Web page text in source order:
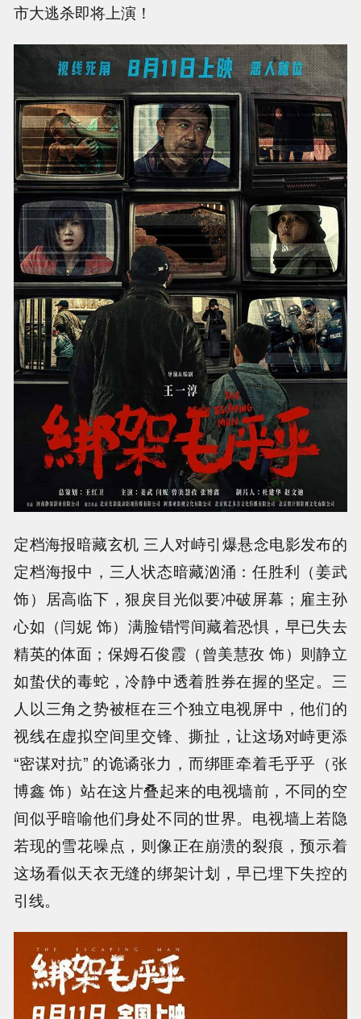
市大逃杀即将上演！
定档海报暗藏玄机 三人对峙引爆悬念电影发布的
定档海报中，三人状态暗藏汹涌：任胜利（姜武
饰）居高临下，狠戾目光似要冲破屏幕；雇主孙
心如（闫妮 饰）满脸错愕间藏着恐惧，早已失去
精英的体面；保姆石俊霞（曾美慧孜 饰）则静立
如蛰伏的毒蛇，冷静中透着胜券在握的坚定。三
人以三角之势被框在三个独立电视屏中，他们的
视线在虚拟空间里交锋、撕扯，让这场对峙更添
“密谋对抗” 的诡谲张力，而绑匪牵着毛乎乎（张
博鑫 饰）站在这片叠起来的电视墙前，不同的空
间似乎暗喻他们身处不同的世界。电视墙上若隐
若现的雪花噪点，则像正在崩溃的裂痕，预示着
这场看似天衣无缝的绑架计划，早已埋下失控的
引线。